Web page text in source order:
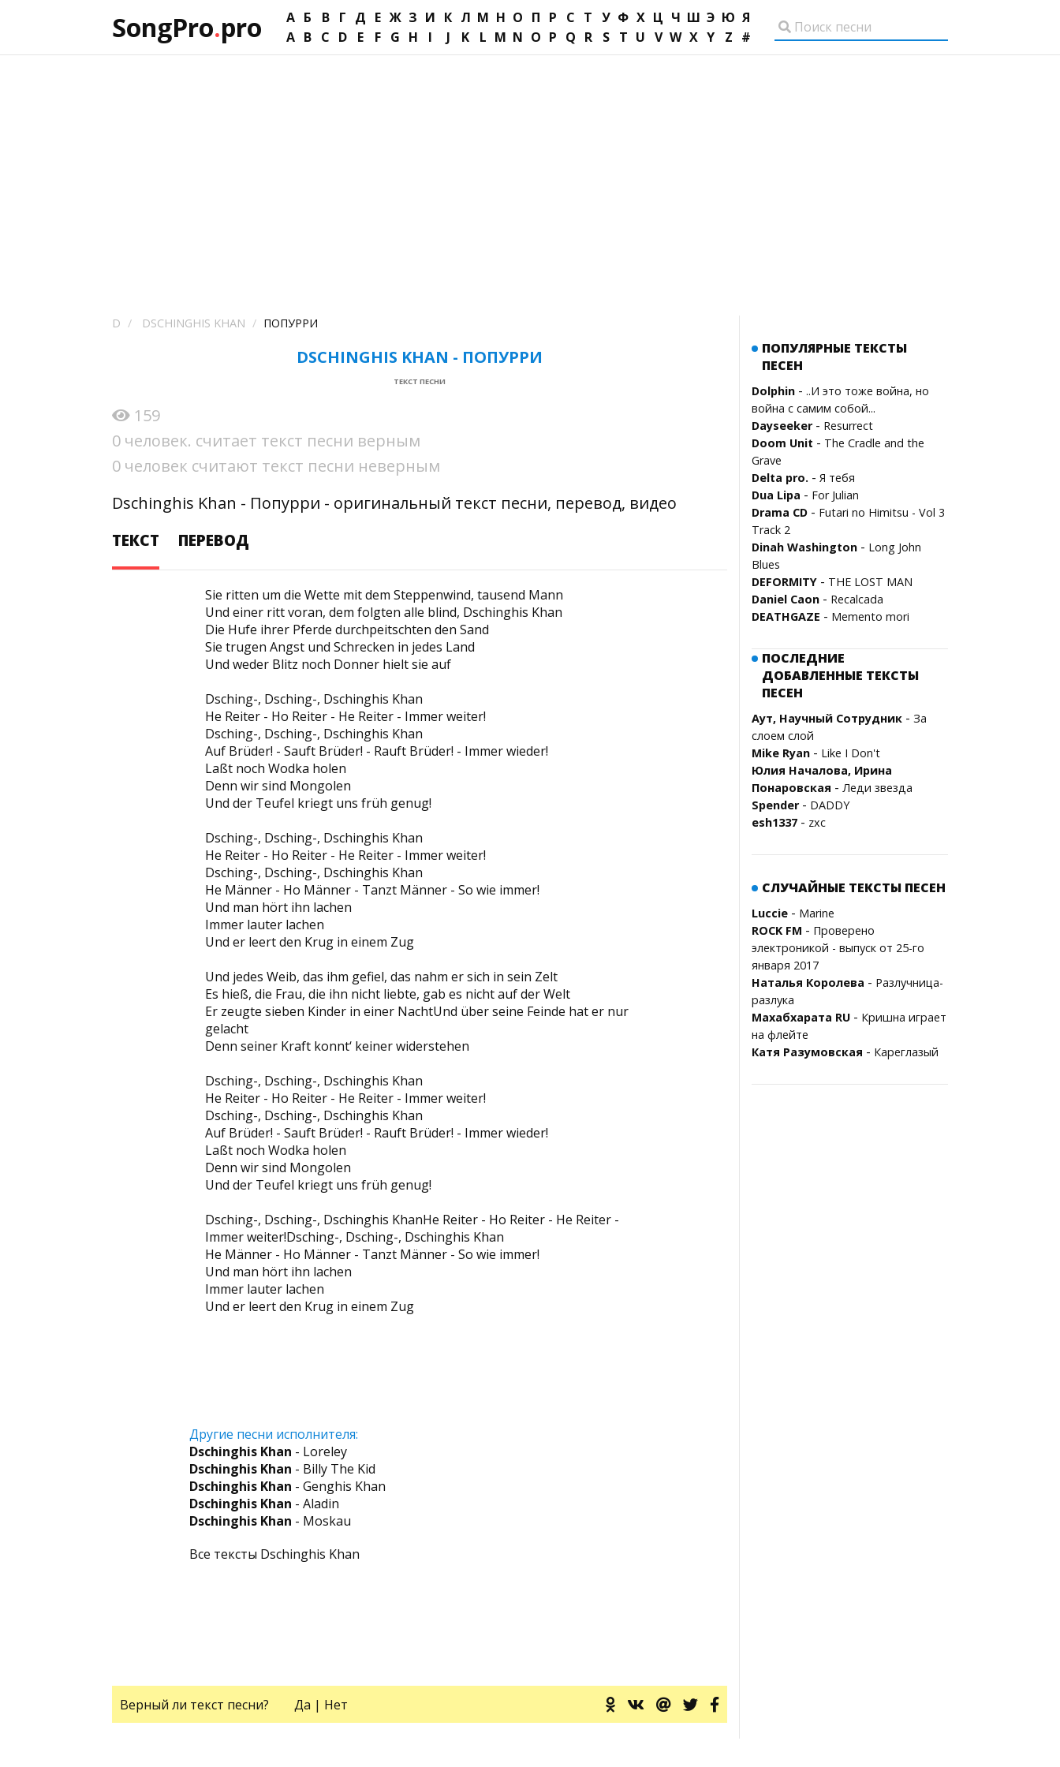
SongPro.pro А Б В Г Д Е Ж З И К Л М Н О П Р С Т У Ф Х Ц Ч Ш Э Ю Я
A B C D E F G H I J K L M N O P Q R S T U V W X Y Z #
D DSCHINGHIS KHAN ПОПУРРИ
DSCHINGHIS KHAN - ПОПУРРИ
ТЕКСТ ПЕСНИ
159
0 человек. считает текст песни верным
0 человек считают текст песни неверным
Dschinghis Khan - Попурри - оригинальный текст песни, перевод, видео
ТЕКСТ
ПЕРЕВОД
Sie ritten um die Wette mit dem Steppenwind, tausend Mann
Und einer ritt voran, dem folgten alle blind, Dschinghis Khan
Die Hufe ihrer Pferde durchpeitschten den Sand
Sie trugen Angst und Schrecken in jedes Land
Und weder Blitz noch Donner hielt sie auf
Dsching-, Dsching-, Dschinghis Khan
He Reiter - Ho Reiter - He Reiter - Immer weiter!
Dsching-, Dsching-, Dschinghis Khan
Auf Brüder! - Sauft Brüder! - Rauft Brüder! - Immer wieder!
Laßt noch Wodka holen
Denn wir sind Mongolen
Und der Teufel kriegt uns früh genug!
Dsching-, Dsching-, Dschinghis Khan
He Reiter - Ho Reiter - He Reiter - Immer weiter!
Dsching-, Dsching-, Dschinghis Khan
He Männer - Ho Männer - Tanzt Männer - So wie immer!
Und man hört ihn lachen
Immer lauter lachen
Und er leert den Krug in einem Zug
Und jedes Weib, das ihm gefiel, das nahm er sich in sein Zelt
Es hieß, die Frau, die ihn nicht liebte, gab es nicht auf der Welt
Er zeugte sieben Kinder in einer NachtUnd über seine Feinde hat er nur
gelacht
Denn seiner Kraft konnt‘ keiner widerstehen
Dsching-, Dsching-, Dschinghis Khan
He Reiter - Ho Reiter - He Reiter - Immer weiter!
Dsching-, Dsching-, Dschinghis Khan
Auf Brüder! - Sauft Brüder! - Rauft Brüder! - Immer wieder!
Laßt noch Wodka holen
Denn wir sind Mongolen
Und der Teufel kriegt uns früh genug!
Dsching-, Dsching-, Dschinghis KhanHe Reiter - Ho Reiter - He Reiter -
Immer weiter!Dsching-, Dsching-, Dschinghis Khan
He Männer - Ho Männer - Tanzt Männer - So wie immer!
Und man hört ihn lachen
Immer lauter lachen
Und er leert den Krug in einem Zug
Другие песни исполнителя:
Dschinghis Khan - Loreley
Dschinghis Khan - Billy The Kid
Dschinghis Khan - Genghis Khan
Dschinghis Khan - Aladin
Dschinghis Khan - Moskau
Все тексты Dschinghis Khan
Верный ли текст песни? Да | Нет
ПОПУЛЯРНЫЕ ТЕКСТЫ
ПЕСЕН
Dolphin - ..И это тоже война, но
война с самим собой...
Dayseeker- Resurrect
Doom Unit - The Cradle and the
Grave
Delta pro. - Я тебя
Dua Lipa - For Julian
Drama CD - Futari no Himitsu - Vol 3
Track 2
Dinah Washington - Long John
Blues
DEFORMITY - THE LOST MAN
Daniel Caon - Recalcada
DEATHGAZE - Memento mori
ПОСЛЕДНИЕ
ДОБАВЛЕННЫЕ ТЕКСТЫ
ПЕСЕН
Аут, Научный Сотрудник - За
слоем слой
Mike Ryan - Like I Don't
Юлия Началова, Ирина
Понаровская - Леди звезда
Spender- DADDY
esh1337 - zxc
СЛУЧАЙНЫЕ ТЕКСТЫ ПЕСЕН
Luccie - Marine
ROCK FM - Проверено
электроникой - выпуск от 25-го
января 2017
Наталья Королева - Разлучница-
разлука
Махабхарата RU - Кришна играет
на флейте
Катя Разумовская - Кареглазый